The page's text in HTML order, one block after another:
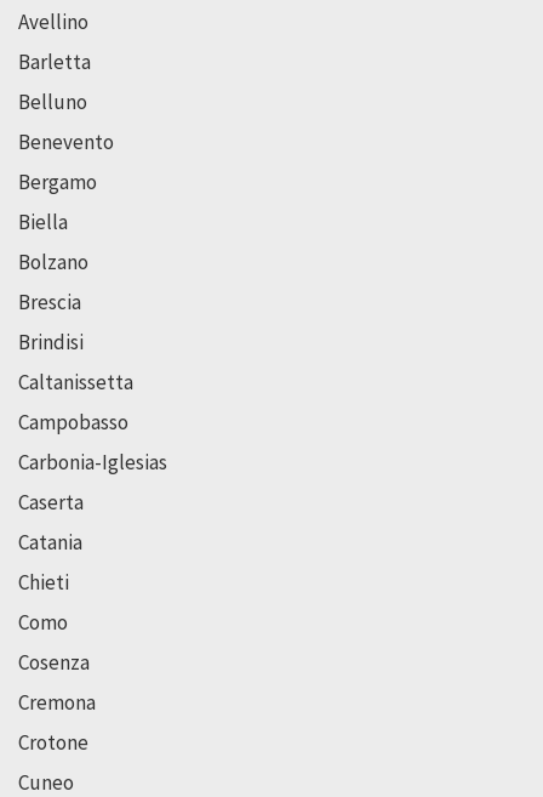
Avellino
Barletta
Belluno
Benevento
Bergamo
Biella
Bolzano
Brescia
Brindisi
Caltanissetta
Campobasso
Carbonia-Iglesias
Caserta
Catania
Chieti
Como
Cosenza
Cremona
Crotone
Cuneo